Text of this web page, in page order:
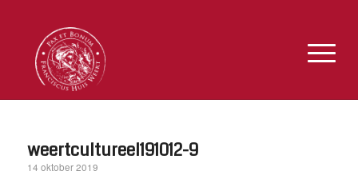
weertcultureel191012-9
14 oktober 2019